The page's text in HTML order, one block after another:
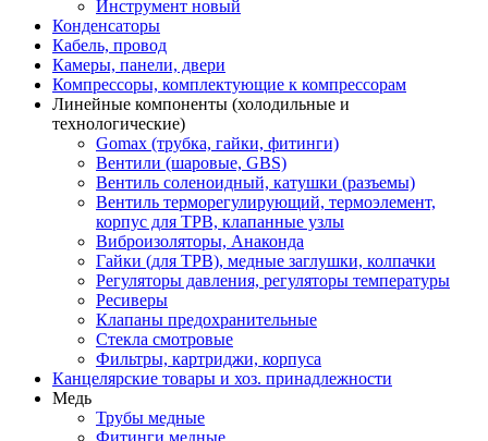
Инструмент новый
Конденсаторы
Кабель, провод
Камеры, панели, двери
Компрессоры, комплектующие к компрессорам
Линейные компоненты (холодильные и
технологические)
Gomax (трубка, гайки, фитинги)
Вентили (шаровые, GBS)
Вентиль соленоидный, катушки (разъемы)
Вентиль терморегулирующий, термоэлемент,
корпус для ТРВ, клапанные узлы
Виброизоляторы, Анаконда
Гайки (для ТРВ), медные заглушки, колпачки
Регуляторы давления, регуляторы температуры
Ресиверы
Клапаны предохранительные
Стекла смотровые
Фильтры, картриджи, корпуса
Канцелярские товары и хоз. принадлежности
Медь
Трубы медные